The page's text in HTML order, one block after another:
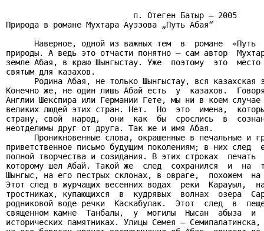
                           п. Отеген Батыр — 2005
Природа в романе Мухтара Ауэзова „Путь Абая“
Наверное, одной из важных тем  в  романе  «Путь
природы. А ведь это отчасти понятно — сам автор
земле Абая, в краю Шынгыстау. Уже  поэтому  это
святым для казахов.
Родина Абая, не только Шынгыстау, вся казахская
Конечно же, не один лишь Абай есть  у  казахов.
Англии Шекспира или Германии Гете, мы ни в коем
великих людей этих стран. Нет.  Но  это  имена,
страну, свой  народ,  они  как  бы  срослись  в
неотделимы друг от друга. Так же и имя Абая.
Проникновенные слова, окрашенные в печальные и
приветственное письмо будущим поколениям; в них след
полной творчества и созидания. В этих строках
которому шел Абай. Такой же  след  сохранился  и  на
Шынгыс, на его пестрых склонах, в овраге,  похожем  на
Этот след в журчащих весенних водах  реки  Карауыл,
тростниках, купающихся  в  кудрявых  волнах  озера
родниковой воде речки  Каскабулак.  Этот  след  в
священном камне  Танбалы,  у  могилы  Нысан  абыза  и
исторических памятниках. Улицы Семея —